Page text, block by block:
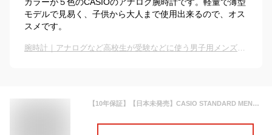
モデルで見易く、子供から大人まで使用出来るので、オス
スメです。
腕時計｜アナログなど高校生が受験などに使う男子用メンズリストウォッチのおすすめは？
【10年保証】【日本未発売】CASIO STANDARD MENS カシオ スタンダード MTP-V001GL.L 腕時計 時計 ブランド メンズ レディース キッズ 子供 男の子 女の子 チープカシオ チプカシ アナログ 薄型 軽量 ブラック 黒 海外モデル ギフト プレゼント